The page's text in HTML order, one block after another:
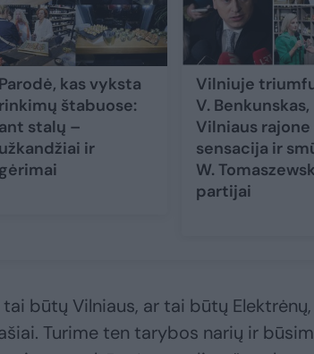
Parodė, kas vyksta
rinkimų štabuose:
ant stalų –
užkandžiai ir
gėrimai
Vilniuje
V. Benkunskas,
Vilniaus rajone
sensacija ir
W.
partijai
būtų Vilniaus, ar tai būtų
Turime ten tarybos narių ir